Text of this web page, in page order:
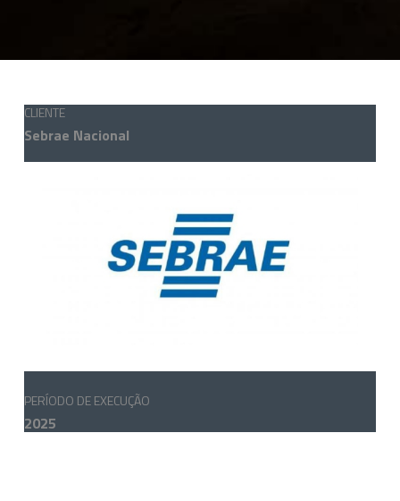
CLIENTE
Sebrae Nacional
PERÍODO DE EXECUÇÃO
2025